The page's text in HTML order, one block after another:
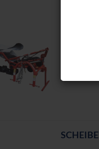
120 cm
Art.-Nr.: